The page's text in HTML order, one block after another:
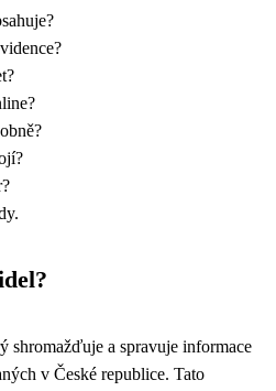
shromažďuje a spravuje informace
v České republice. Tato